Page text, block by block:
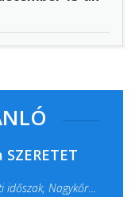
Nagykőrös